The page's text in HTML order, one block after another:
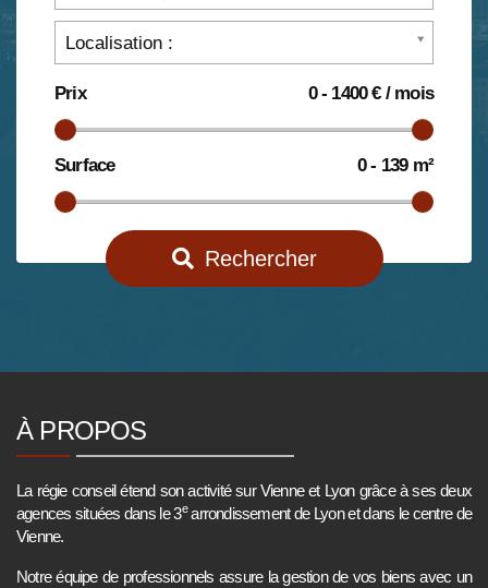
Localisation :
Prix 0 - 1400 € / mois
Surface 0 - 139 m²
Rechercher
À PROPOS
La régie conseil étend son activité sur Vienne et Lyon grâce à ses deux
agences situées dans le 3earrondissement de Lyon et dans le centre de
Vienne.
Notre équipe de professionnels assure la gestion de vos biens avec un